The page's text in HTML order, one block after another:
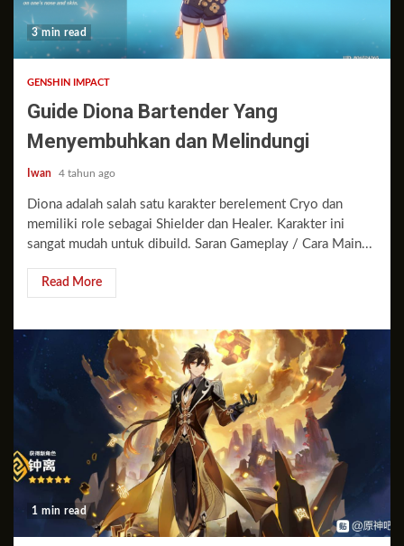
3 min read
GENSHIN IMPACT
Guide Diona Bartender Yang
Menyembuhkan dan Melindungi
Iwan 4 tahun ago
Diona adalah salah satu karakter berelement Cryo dan
memiliki role sebagai Shielder dan Healer. Karakter ini
sangat mudah untuk dibuild. Saran Gameplay / Cara Main...
Read More
1 min read